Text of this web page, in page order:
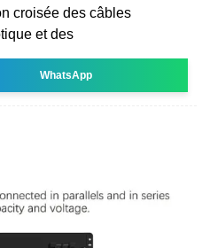
croisée des câbles
et des
WhatsApp